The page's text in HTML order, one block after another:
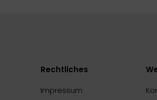
Rechtliches
Impressum